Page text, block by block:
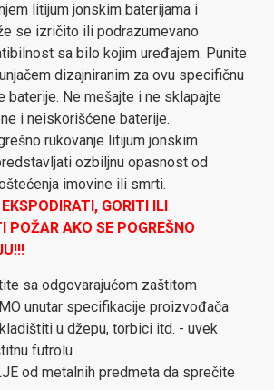
litijum jonskim baterijama i
se izričito ili podrazumevano
sa bilo kojim uređajem. Punite
dizajniranim za ovu specifičnu
baterije. Ne mešajte i ne sklapajte
i neiskorišćene baterije.
rukovanje litijum jonskim
ozbiljnu opasnost od
imovine ili smrti.
GORITI ILI
POŽAR AKO SE POGREŠNO
sa odgovarajućom zaštitom
unutar specifikacije proizvođača
u džepu, torbici itd. - uvek
futrolu
od metalnih predmeta da sprečite